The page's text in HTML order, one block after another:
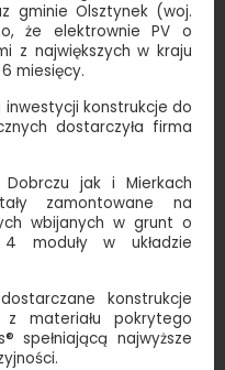
gminie Olsztynek (woj.
że elektrownie PV o
z największych w kraju
miesięcy.
konstrukcje do
dostarczyła firma
jak i Mierkach
zamontowane na
wbijanych w grunt o
moduły w układzie
konstrukcje
z materiału pokrytego
spełniającą najwyższe